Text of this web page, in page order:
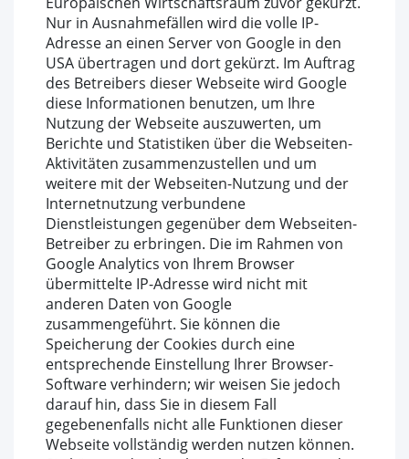
Nur in Ausnahmefällen wird die volle IP-
Adresse an einen Server von Google in den
USA übertragen und dort gekürzt. Im Auftrag
des Betreibers dieser Webseite wird Google
diese Informationen benutzen, um Ihre
Nutzung der Webseite auszuwerten, um
Berichte und Statistiken über die Webseiten-
Aktivitäten zusammenzustellen und um
weitere mit der Webseiten-Nutzung und der
Internetnutzung verbundene
Dienstleistungen gegenüber dem Webseiten-
Betreiber zu erbringen. Die im Rahmen von
Google Analytics von Ihrem Browser
übermittelte IP-Adresse wird nicht mit
anderen Daten von Google
zusammengeführt. Sie können die
Speicherung der Cookies durch eine
entsprechende Einstellung Ihrer Browser-
Software verhindern; wir weisen Sie jedoch
darauf hin, dass Sie in diesem Fall
gegebenenfalls nicht alle Funktionen dieser
Webseite vollständig werden nutzen können.